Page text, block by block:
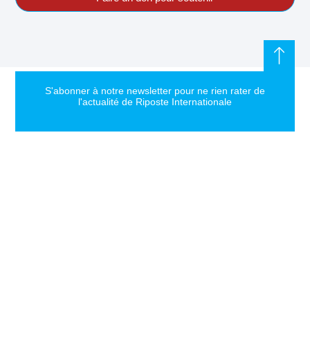
S'abonner à notre newsletter pour ne rien rater de
l'actualité de Riposte Internationale